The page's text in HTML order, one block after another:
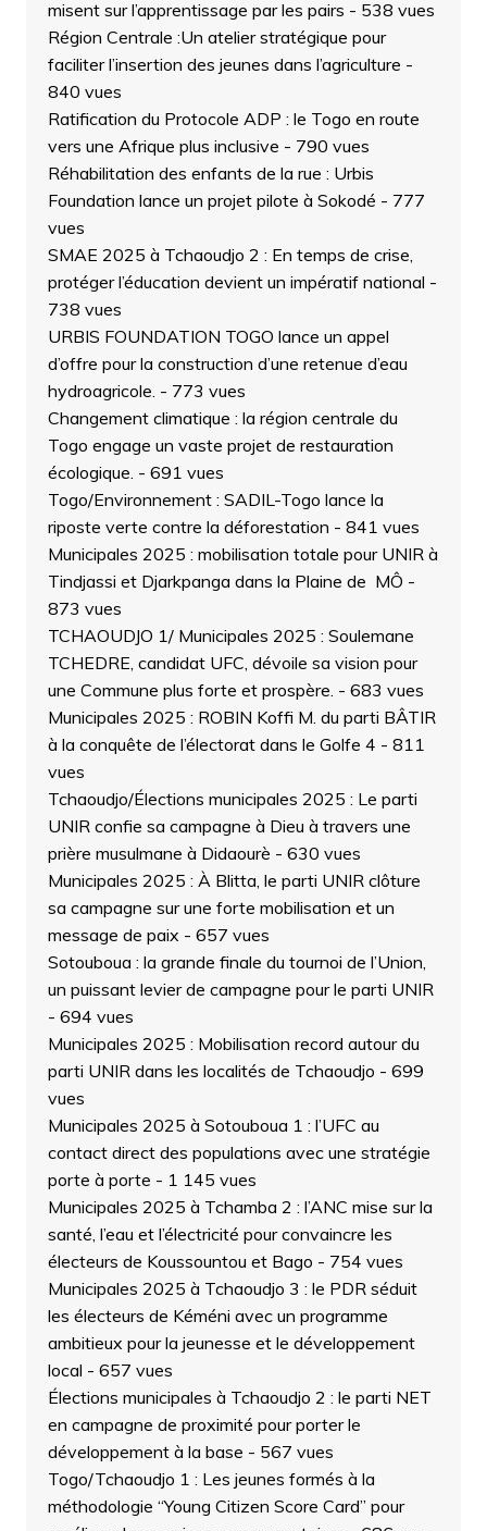
misent sur l’apprentissage par les pairs - 538 vues
Région Centrale :Un atelier stratégique pour
faciliter l’insertion des jeunes dans l’agriculture -
840 vues
Ratification du Protocole ADP : le Togo en route
vers une Afrique plus inclusive - 790 vues
Réhabilitation des enfants de la rue : Urbis
Foundation lance un projet pilote à Sokodé - 777
vues
SMAE 2025 à Tchaoudjo 2 : En temps de crise,
protéger l’éducation devient un impératif national -
738 vues
URBIS FOUNDATION TOGO lance un appel
d’offre pour la construction d’une retenue d’eau
hydroagricole. - 773 vues
Changement climatique : la région centrale du
Togo engage un vaste projet de restauration
écologique. - 691 vues
Togo/Environnement : SADIL-Togo lance la
riposte verte contre la déforestation - 841 vues
Municipales 2025 : mobilisation totale pour UNIR à
Tindjassi et Djarkpanga dans la Plaine de MÔ -
873 vues
TCHAOUDJO 1/ Municipales 2025 : Soulemane
TCHEDRE, candidat UFC, dévoile sa vision pour
une Commune plus forte et prospère. - 683 vues
Municipales 2025 : ROBIN Koffi M. du parti BÂTIR
à la conquête de l’électorat dans le Golfe 4 - 811
vues
Tchaoudjo/Élections municipales 2025 : Le parti
UNIR confie sa campagne à Dieu à travers une
prière musulmane à Didaourè - 630 vues
Municipales 2025 : À Blitta, le parti UNIR clôture
sa campagne sur une forte mobilisation et un
message de paix - 657 vues
Sotouboua : la grande finale du tournoi de l’Union,
un puissant levier de campagne pour le parti UNIR
- 694 vues
Municipales 2025 : Mobilisation record autour du
parti UNIR dans les localités de Tchaoudjo - 699
vues
Municipales 2025 à Sotouboua 1 : l’UFC au
contact direct des populations avec une stratégie
porte à porte - 1 145 vues
Municipales 2025 à Tchamba 2 : l’ANC mise sur la
santé, l’eau et l’électricité pour convaincre les
électeurs de Koussountou et Bago - 754 vues
Municipales 2025 à Tchaoudjo 3 : le PDR séduit
les électeurs de Kéméni avec un programme
ambitieux pour la jeunesse et le développement
local - 657 vues
Élections municipales à Tchaoudjo 2 : le parti NET
en campagne de proximité pour porter le
développement à la base - 567 vues
Togo/Tchaoudjo 1 : Les jeunes formés à la
méthodologie “Young Citizen Score Card” pour